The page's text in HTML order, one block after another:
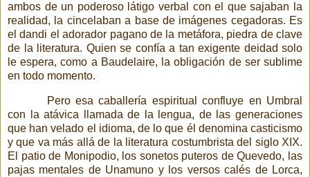
ambos de un poderoso látigo verbal con el que sajaban la
realidad, la cincelaban a base de imágenes cegadoras. Es
el dandi el adorador pagano de la metáfora, piedra de clave
de la literatura. Quien se confía a tan exigente deidad solo
le espera, como a Baudelaire, la obligación de ser sublime
en todo momento.
Pero esa caballería espiritual confluye en Umbral
con la atávica llamada de la lengua, de las generaciones
que han velado el idioma, de lo que él denomina casticismo
y que va más allá de la literatura costumbrista del siglo XIX.
El patio de Monipodio, los sonetos puteros de Quevedo, las
pajas mentales de Unamuno y los versos calés de Lorca,